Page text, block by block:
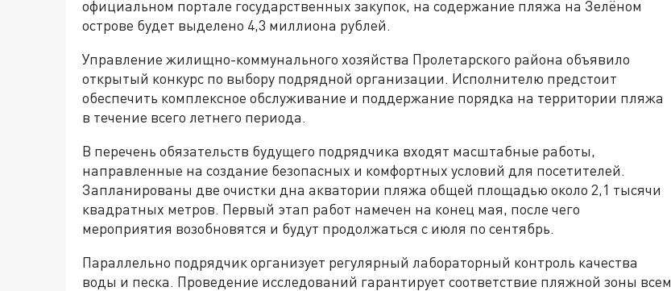
официальном портале государственных закупок, на содержание пляжа на Зелёном
острове будет выделено 4,3 миллиона рублей.
Управление жилищно-коммунального хозяйства Пролетарского района объявило
открытый конкурс по выбору подрядной организации. Исполнителю предстоит
обеспечить комплексное обслуживание и поддержание порядка на территории пляжа
в течение всего летнего периода.
В перечень обязательств будущего подрядчика входят масштабные работы,
направленные на создание безопасных и комфортных условий для посетителей.
Запланированы две очистки дна акватории пляжа общей площадью около 2,1 тысячи
квадратных метров. Первый этап работ намечен на конец мая, после чего
мероприятия возобновятся и будут продолжаться с июля по сентябрь.
Параллельно подрядчик организует регулярный лабораторный контроль качества
воды и песка. Проведение исследований гарантирует соответствие пляжной зоны всем